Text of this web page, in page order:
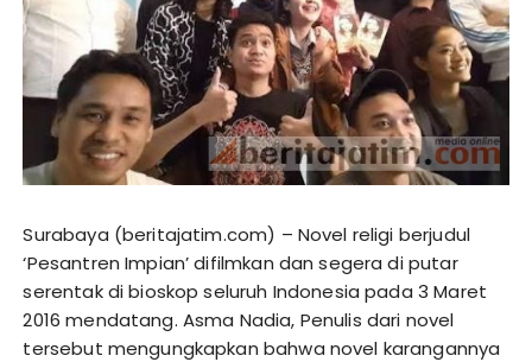
Surabaya (beritajatim.com) – Novel religi berjudul
‘Pesantren Impian’ difilmkan dan segera di putar
serentak di bioskop seluruh Indonesia pada 3 Maret
2016 mendatang. Asma Nadia, Penulis dari novel
tersebut mengungkapkan bahwa novel karangannya